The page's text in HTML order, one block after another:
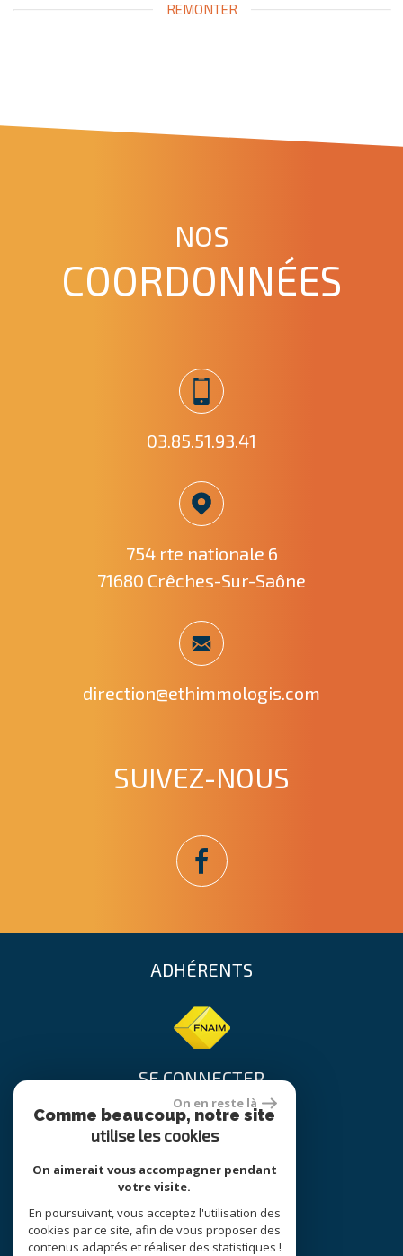
REMONTER
NOS
COORDONNÉES
03.85.51.93.41
754 rte nationale 6
71680 Crêches-Sur-Saône
direction@ethimmologis.com
SUIVEZ-NOUS
ADHÉRENTS
SE CONNECTER
Espace propriétaire
site réalisé par
On en reste là
Comme beaucoup, notre site
utilise les cookies
On aimerait vous accompagner pendant
votre visite.
En poursuivant, vous acceptez l'utilisation des
cookies par ce site, afin de vous proposer des
contenus adaptés et réaliser des statistiques !